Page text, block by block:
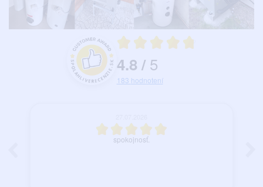
Hodnotenie a recenzie zákazníkov
Priemerné hodnotenie 4.8 z 5
4.8 / 5
183 hodnotení
spokojnosť.